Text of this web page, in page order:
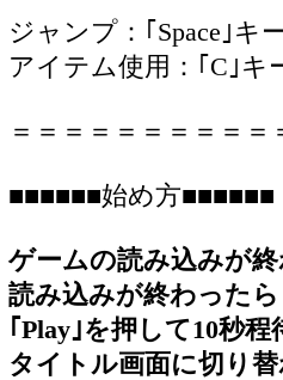
ジャンプ：｢Space｣キ
アイテム使用：｢C｣キ
＝＝＝＝＝＝＝＝＝＝
■■■■■■始め方■■■■■■
ゲームの読み込みが
読み込みが終わった
｢Play｣を押して10秒
タイトル画面に切り